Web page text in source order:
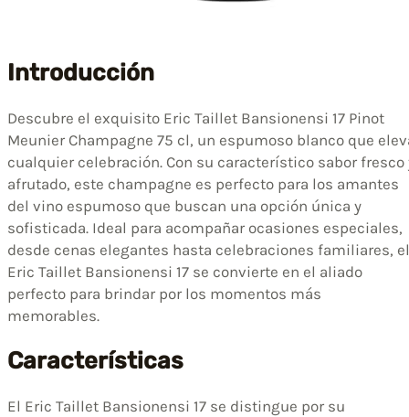
Introducción
Descubre el exquisito Eric Taillet Bansionensi 17 Pinot
Meunier Champagne 75 cl, un espumoso blanco que
cualquier celebración. Con su característico sabor fresco
afrutado, este champagne es perfecto para los amantes
del vino espumoso que buscan una opción única y
sofisticada. Ideal para acompañar ocasiones especiales,
desde cenas elegantes hasta celebraciones familiares, el
Eric Taillet Bansionensi 17 se convierte en el aliado
perfecto para brindar por los momentos más
memorables.
Características
El Eric Taillet Bansionensi 17 se distingue por su